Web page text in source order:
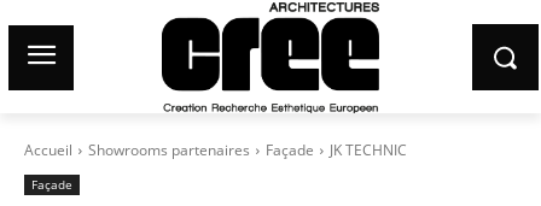
Accueil Showrooms partenaires Façade JK TECHNIC
Façade